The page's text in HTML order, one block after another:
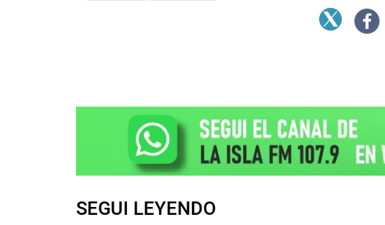
SEGUI LEYENDO